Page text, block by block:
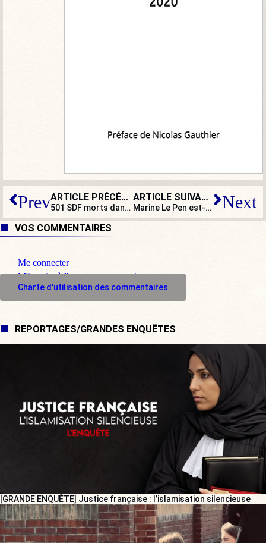
Prev ARTICLE PRÉCÉDENT
501 SDF morts dans la rue en 2016, mais on achète des hôtels pour les migrants…
ARTICLE SUIVANT
Marine Le Pen est-elle le diable ? Next
VOS COMMENTAIRES
Me connecter
M'inscrire à l'espace commentaire
Charte d'utilisation des commentaires
REPORTAGES/GRANDES ENQUÊTES
[GRANDE ENQUÊTE] Justice française : l’islamisation silencieuse